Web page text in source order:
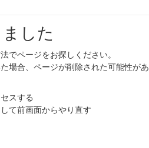
した
でページをお探しください。
場合、ページが削除された可能性があ
スする
て前画面からやり直す